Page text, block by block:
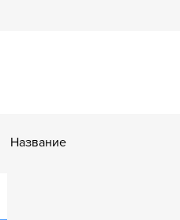
Название